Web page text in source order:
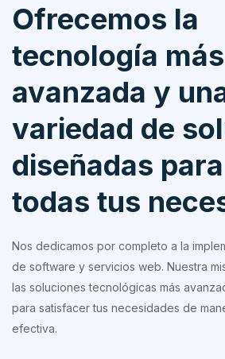
Ofrecemos la
tecnología más
avanzada y
variedad de
diseñadas
todas tus
Nos dedicamos por completo a la
de software y servicios web. Nuestra
las soluciones tecnológicas más
para satisfacer tus necesidades de
efectiva.